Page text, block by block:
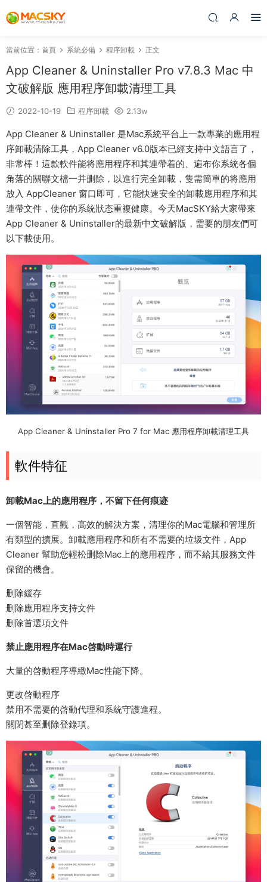
當前位置： 首頁 系統必備 程序卸載 正文
App Cleaner & Uninstaller Pro v7.8.3 Mac 中
文破解版 應用程序卸載清理工具
2022-10-19 程序卸載 2.13w
App Cleaner & Uninstaller 是Mac系統平台上一款專業的應用程
序卸載清除工具，App Cleaner v6.0版本已經支持中文語言了，
非常棒！這款軟件能将應用程序和其連帶着的、遍布你系統各個
角落的關聯文檔一并删除，以進行完全卸載，隻需簡單的将應用
放入 AppCleaner 窗口即可，它能快速安全的卸載應用程序和其
連帶文件，使你的系統狀态重複健康。今天MacSKY給大家帶來
App Cleaner & Uninstaller的最新中文破解版，需要的朋友們可
以下載使用。
App Cleaner & Uninstaller Pro 7 for Mac 應用程序卸載清理工具
軟件特征
卸載Mac上的應用程序，不留下任何痕迹
一個智能，直觀，高效的解決方案，清理你的Mac電腦和管理所
有類型的擴展。卸載應用程序和所有不需要的垃圾文件，App
Cleaner 幫助您輕松删除Mac上的應用程序，而不給其服務文件
保留的機會。
删除緩存
删除應用程序支持文件
删除首選項文件
禁止應用程序在Mac啓動時運行
大量的啓動程序導緻Mac性能下降。
更改啓動程序
禁用不需要的啓動代理和系統守護進程。
關閉甚至删除登錄項。